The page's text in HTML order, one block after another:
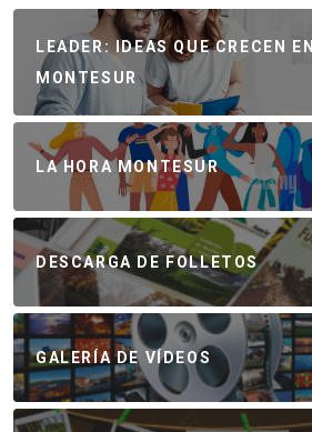
LEADER: IDEAS QUE CRECEN EN
MONTESUR
LA HORA MONTESUR
DESCARGA DE FOLLETOS
GALERÍA DE VÍDEOS